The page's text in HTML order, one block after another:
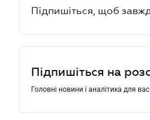
Підпишіться, щоб
Підпишіться на
Головні новини і аналітика для